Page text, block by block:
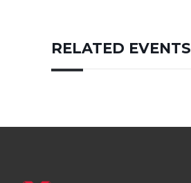
RELATED EVENTS